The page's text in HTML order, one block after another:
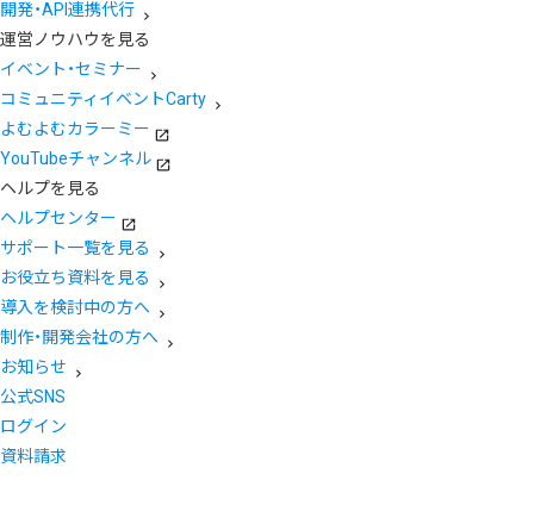
開発・API連携代行
運営ノウハウを見る
イベント・セミナー
コミュニティイベントCarty
よむよむカラーミー
YouTubeチャンネル
ヘルプを見る
ヘルプセンター
サポート一覧を見る
お役立ち資料を見る
導入を検討中の方へ
制作・開発会社の方へ
お知らせ
公式SNS
ログイン
資料請求